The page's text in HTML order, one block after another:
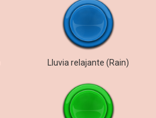
Lluvia relajante (Rain)